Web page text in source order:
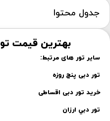
جدول محتوا
بهترین قیمت
سایر تور های مرتبط:
تور دبی پنج روزه
خرید تور دبی اقساطی
تور دبي ارزان